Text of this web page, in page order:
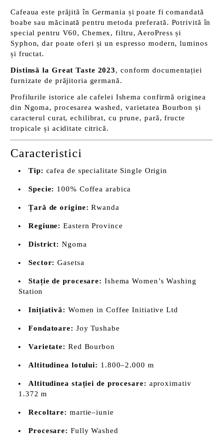
Cafeaua este prăjită în Germania și poate fi comandată
boabe sau măcinată pentru metoda preferată. Potrivită în
special pentru V60, Chemex, filtru, AeroPress și
Syphon, dar poate oferi și un espresso modern, luminos
și fructat.
Distinsă la Great Taste 2023, conform documentației
furnizate de prăjitoria germană.
Profilurile istorice ale cafelei Ishema confirmă originea
din Ngoma, procesarea washed, varietatea Bourbon și
caracterul curat, echilibrat, cu prune, pară, fructe
tropicale și aciditate citrică.
Caracteristici
Tip: cafea de specialitate Single Origin
Specie: 100% Coffea arabica
Țară de origine: Rwanda
Regiune: Eastern Province
District: Ngoma
Sector: Gasetsa
Stație de procesare: Ishema Women’s Washing
Station
Inițiativă: Women in Coffee Initiative Ltd
Fondatoare: Joy Tushabe
Varietate: Red Bourbon
Altitudinea lotului: 1.800–2.000 m
Altitudinea stației de procesare: aproximativ
1.372 m
Recoltare: martie–iunie
Procesare: Fully Washed